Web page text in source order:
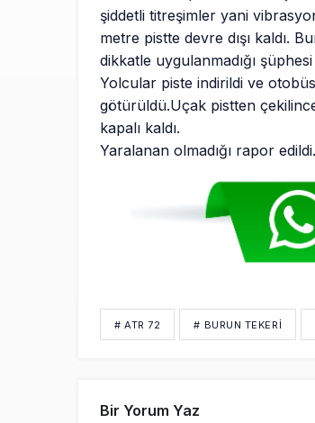
şiddetli titreşimler yani
metre pistte devre dışı kaldı.
dikkatle uygulanmadığı
Yolcular piste indirildi ve
götürüldü.Uçak pistten
kapalı kaldı.
Yaralanan olmadığı rapor edildi.
# ATR 72 # BURUN TEKERI
Bir Yorum Yaz